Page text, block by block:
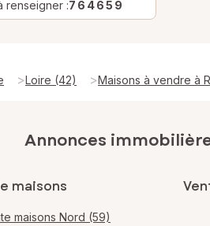
renseigner :764659
>Loire (42) >Maisons à vendre à
Annonces
maisons
maisons Nord (59)